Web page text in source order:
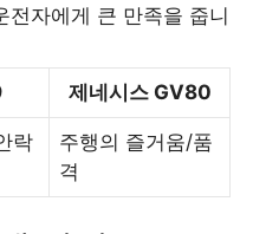
전자에게 큰 만족을 줍니
제네시스 GV80
락
주행의 즐거움/품
격